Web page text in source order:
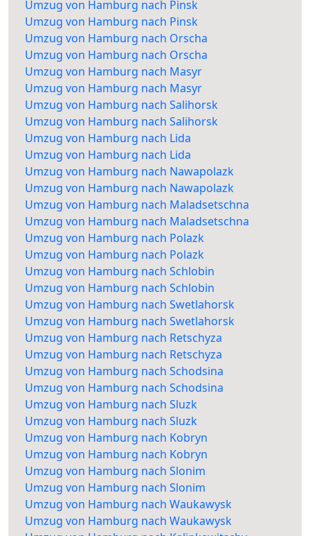
Umzug von Hamburg nach Pinsk
Umzug von Hamburg nach Pinsk
Umzug von Hamburg nach Orscha
Umzug von Hamburg nach Orscha
Umzug von Hamburg nach Masyr
Umzug von Hamburg nach Masyr
Umzug von Hamburg nach Salihorsk
Umzug von Hamburg nach Salihorsk
Umzug von Hamburg nach Lida
Umzug von Hamburg nach Lida
Umzug von Hamburg nach Nawapolazk
Umzug von Hamburg nach Nawapolazk
Umzug von Hamburg nach Maladsetschna
Umzug von Hamburg nach Maladsetschna
Umzug von Hamburg nach Polazk
Umzug von Hamburg nach Polazk
Umzug von Hamburg nach Schlobin
Umzug von Hamburg nach Schlobin
Umzug von Hamburg nach Swetlahorsk
Umzug von Hamburg nach Swetlahorsk
Umzug von Hamburg nach Retschyza
Umzug von Hamburg nach Retschyza
Umzug von Hamburg nach Schodsina
Umzug von Hamburg nach Schodsina
Umzug von Hamburg nach Sluzk
Umzug von Hamburg nach Sluzk
Umzug von Hamburg nach Kobryn
Umzug von Hamburg nach Kobryn
Umzug von Hamburg nach Slonim
Umzug von Hamburg nach Slonim
Umzug von Hamburg nach Waukawysk
Umzug von Hamburg nach Waukawysk